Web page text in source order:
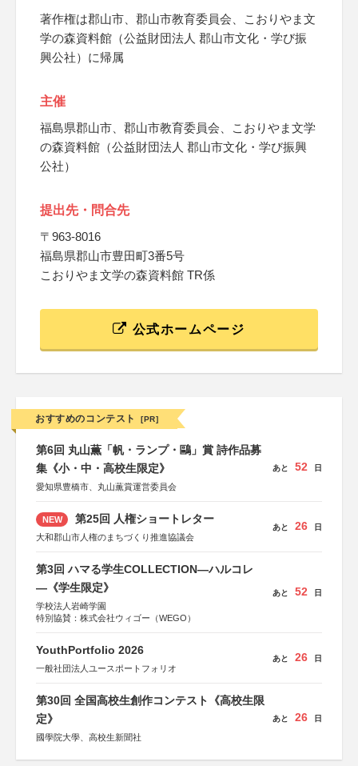
著作権は郡山市、郡山市教育委員会、こおりやま文
学の森資料館（公益財団法人 郡山市文化・学び振
興公社）に帰属
主催
福島県郡山市、郡山市教育委員会、こおりやま文学
の森資料館（公益財団法人 郡山市文化・学び振興
公社）
提出先・問合先
〒963-8016
福島県郡山市豊田町3番5号
こおりやま文学の森資料館 TR係
公式ホームページ
おすすめのコンテスト [PR]
第6回 丸山薫「帆・ランプ・鷗」賞 詩作品募
集《小・中・高校生限定》
愛知県豊橋市、丸山薫賞運営委員会
あと 52 日
NEW 第25回 人権ショートレター
大和郡山市人権のまちづくり推進協議会
あと 26 日
第3回 ハマる学生COLLECTION―ハルコレ
―《学生限定》
学校法人岩崎学園
特別協賛：株式会社ウィゴー（WEGO）
あと 52 日
YouthPortfolio 2026
一般社団法人ユースポートフォリオ
あと 26 日
第30回 全国高校生創作コンテスト《高校生限
定》
國學院大學、高校生新聞社
あと 26 日